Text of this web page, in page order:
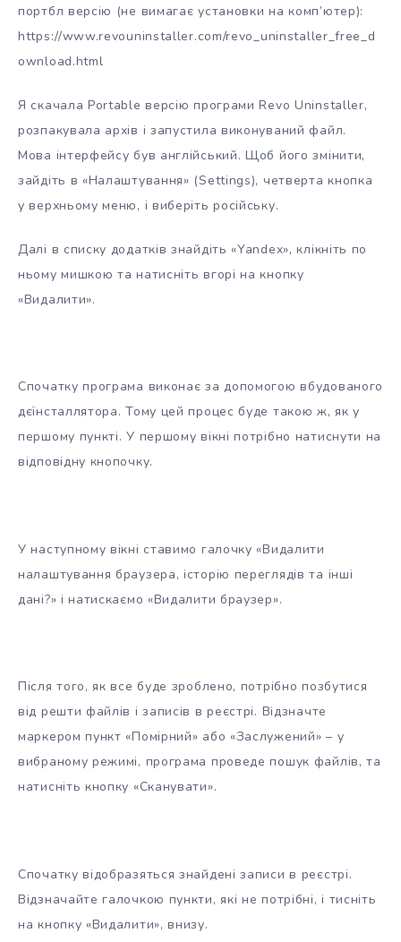
портбл версію (не вимагає установки на комп’ютер):
https://www.revouninstaller.com/revo_uninstaller_free_d
ownload.html
Я скачала Portable версію програми Revo Uninstaller,
розпакувала архів і запустила виконуваний файл.
Мова інтерфейсу був англійський. Щоб його змінити,
зайдіть в «Налаштування» (Settings), четверта кнопка
у верхньому меню, і виберіть російську.
Далі в списку додатків знайдіть «Yandex», клікніть по
ньому мишкою та натисніть вгорі на кнопку
«Видалити».
Спочатку програма виконає за допомогою вбудованого
дєїнсталлятора. Тому цей процес буде такою ж, як у
першому пункті. У першому вікні потрібно натиснути на
відповідну кнопочку.
У наступному вікні ставимо галочку «Видалити
налаштування браузера, історію переглядів та інші
дані?» і натискаємо «Видалити браузер».
Після того, як все буде зроблено, потрібно позбутися
від решти файлів і записів в реєстрі. Відзначте
маркером пункт «Помірний» або «Заслужений» – у
вибраному режимі, програма проведе пошук файлів, та
натисніть кнопку «Сканувати».
Спочатку відобразяться знайдені записи в реєстрі.
Відзначайте галочкою пункти, які не потрібні, і тисніть
на кнопку «Видалити», внизу.